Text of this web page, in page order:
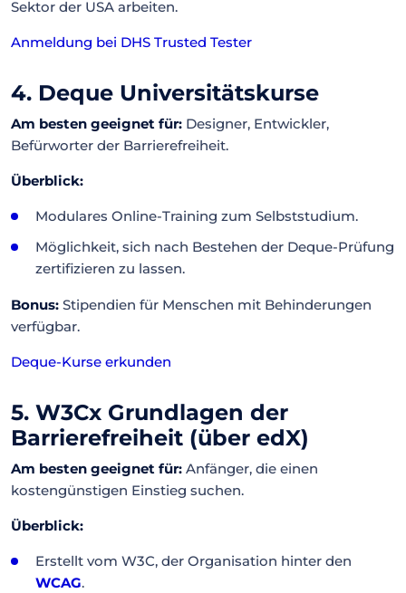
Sektor der USA arbeiten.
Anmeldung bei DHS Trusted Tester
4. Deque Universitätskurse
Am besten geeignet für: Designer, Entwickler,
Befürworter der Barrierefreiheit.
Überblick:
Modulares Online-Training zum Selbststudium.
Möglichkeit, sich nach Bestehen der Deque-Prüfung
zertifizieren zu lassen.
Bonus: Stipendien für Menschen mit Behinderungen
verfügbar.
Deque-Kurse erkunden
5. W3Cx Grundlagen der
Barrierefreiheit (über edX)
Am besten geeignet für: Anfänger, die einen
kostengünstigen Einstieg suchen.
Überblick:
Erstellt vom W3C, der Organisation hinter den
WCAG.